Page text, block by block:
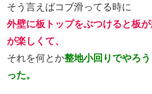
そう言えばコブ滑ってる時に
外壁に板トップをぶつけると板
が楽しくて、
それを何とか整地小回りでやろ
った。